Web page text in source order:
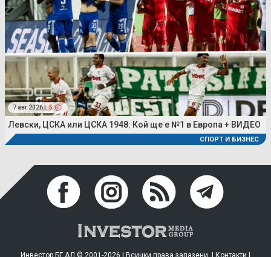
7 авг 2026 | 5
Левски, ЦСКА или ЦСКА 1948: Кой ще е №1 в Европа + ВИДЕО
СПОРТ И БИЗНЕС